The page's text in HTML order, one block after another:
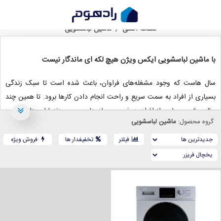
خرید ماشین لباسشویی ایکس ویژن
صفحه اصلی ماشین لباسشویی
با ماشین لباسشویی ایکس ویژن هیچ لکه‌ ای ماندگار نیست
سال هاست که وجود مشغله‌های فراوان، باعث شده است تا سبک زندگی
بسیاری از افراد به سمت سریع‌ و راحت‌ انجام دادن کارها برود. تا همین چند
سال پیش، بسیاری از افراد به خصوص مادرها، مجبور بودند لباس‌های خود و
اعضای خانواده را با دست بشویند که این موضوع هم وقت زیادی می‌گرفت و
هم باعث خستگی دست و در مواردی کوفتگی و آسیب مچ دست می‌شد.
ماشین لباسشویی. لباسشویی دستگاهی است که خود لباس را می‌شوید،
خشک می‌کند و تحویل می‌دهد.
گروه محصول: ماشین لباسشویی
فیلتر تخفیفدار ها فروش ویژه